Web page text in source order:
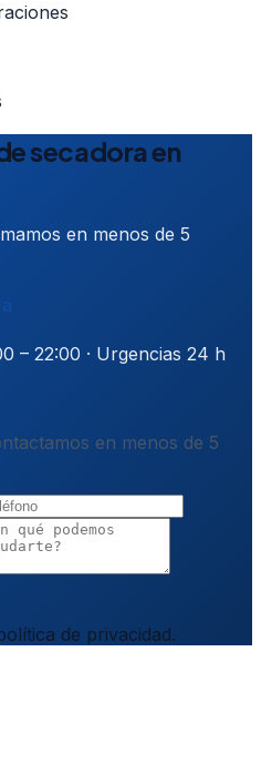
secadora en
en menos de 5
– 22:00 · Urgencias 24 h
en menos de 5
de privacidad.